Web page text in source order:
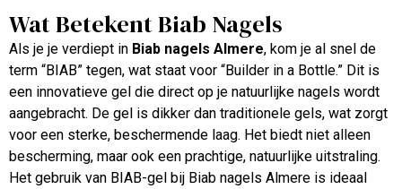
Wat Betekent Biab Nagels
Als je je verdiept in Biab nagels Almere, kom je al snel de
term “BIAB” tegen, wat staat voor “Builder in a Bottle.” Dit is
een innovatieve gel die direct op je natuurlijke nagels wordt
aangebracht. De gel is dikker dan traditionele gels, wat zorgt
voor een sterke, beschermende laag. Het biedt niet alleen
bescherming, maar ook een prachtige, natuurlijke uitstraling.
Het gebruik van BIAB-gel bij Biab nagels Almere is ideaal